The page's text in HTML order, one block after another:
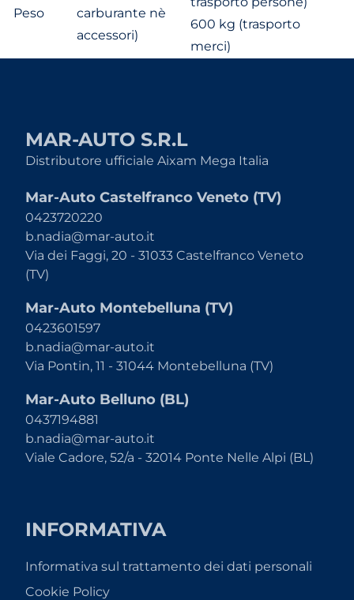
Peso
carburante nè
accessori)
600 kg (trasporto
merci)
MAR-AUTO S.R.L
Distributore ufficiale Aixam Mega Italia
Mar-Auto Castelfranco Veneto (TV)
0423720220
b.nadia@mar-auto.it
Via dei Faggi, 20 - 31033 Castelfranco Veneto
(TV)
Mar-Auto Montebelluna (TV)
0423601597
b.nadia@mar-auto.it
Via Pontin, 11 - 31044 Montebelluna (TV)
Mar-Auto Belluno (BL)
0437194881
b.nadia@mar-auto.it
Viale Cadore, 52/a - 32014 Ponte Nelle Alpi (BL)
INFORMATIVA
Informativa sul trattamento dei dati personali
Cookie Policy